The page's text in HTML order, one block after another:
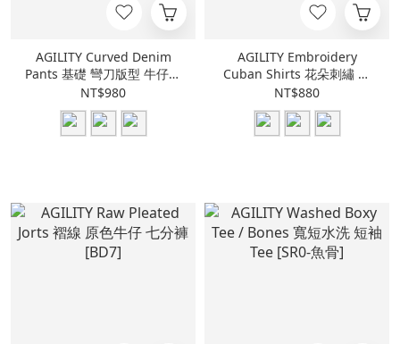
AGILITY Curved Denim
Pants 基礎 彎刀版型 牛仔長
褲 [BD00]
NT$980
AGILITY Embroidery
Cuban Shirts 花朵刺繡 古
巴領襯衫 [SH20]
NT$880